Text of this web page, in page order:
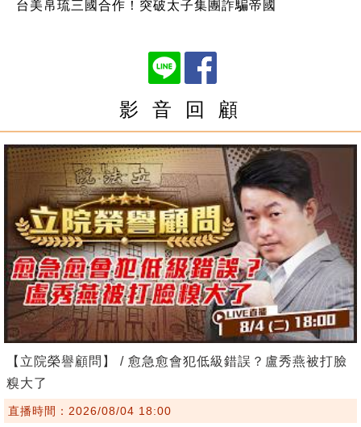
台美帛琉三國合作！突破太子集團詐騙帝國
影 音 回 顧
【立院榮譽顧問】 / 愈急愈會犯低級錯誤？盧秀燕被打臉
糗大了
直播時間：2026/08/04 18:00